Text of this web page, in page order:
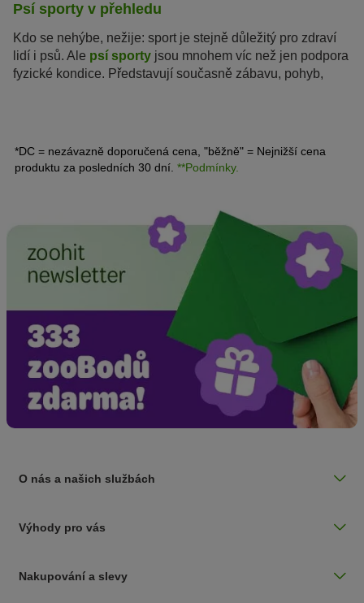
Psí sporty v přehledu
Kdo se nehýbe, nežije: sport je stejně důležitý pro zdraví
lidí i psů. Ale psí sporty jsou mnohem víc než jen podpora
fyzické kondice. Představují současně zábavu, pohyb,
nejoblíbenější sporty se psem.
*DC = nezávazně doporučená cena, "běžně" = Nejnižší cena
produktu za posledních 30 dní. **Podmínky.
O nás a našich službách
Výhody pro vás
Nakupování a slevy